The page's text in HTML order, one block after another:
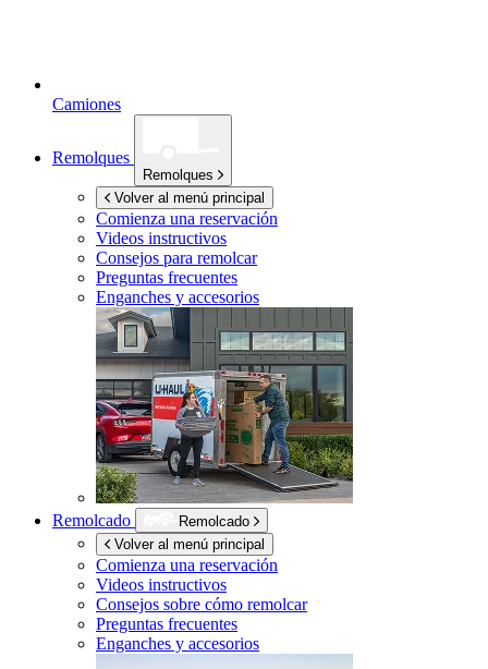
Camiones
Remolques
Remolques
Volver al menú principal
Comienza una reservación
Videos instructivos
Consejos para remolcar
Preguntas frecuentes
Enganches y accesorios
Remolcado
Remolcado
Volver al menú principal
Comienza una reservación
Videos instructivos
Consejos sobre cómo remolcar
Preguntas frecuentes
Enganches y accesorios